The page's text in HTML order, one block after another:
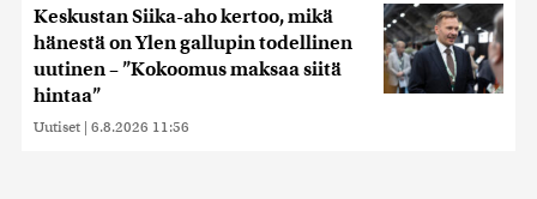
Keskustan Siika-aho kertoo, mikä
hänestä on Ylen gallupin todellinen
uutinen – ”Kokoomus maksaa siitä
hintaa”
Uutiset | 6.8.2026 11:56